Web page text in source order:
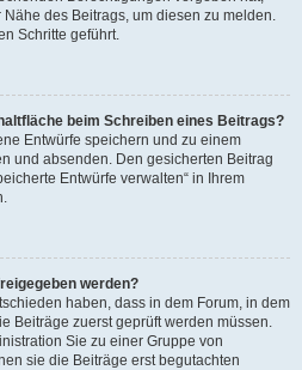
des Beitrags, um diesen zu melden.
Schritte geführt.
beim Schreiben eines Beitrags?
Entwürfe speichern und zu einem
und absenden. Den gesicherten Beitrag
Entwürfe verwalten“ in Ihrem
werden?
haben, dass in dem Forum, in dem
Beiträge zuerst geprüft werden müssen.
Sie zu einer Gruppe von
sie die Beiträge erst begutachten